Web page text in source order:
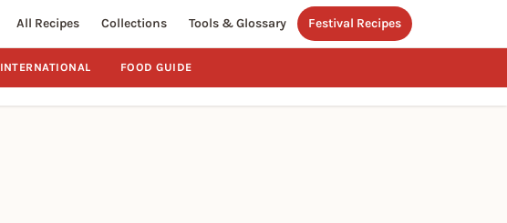
All Recipes Collections Tools & Glossary Festival Recipes
INTERNATIONAL FOOD GUIDE